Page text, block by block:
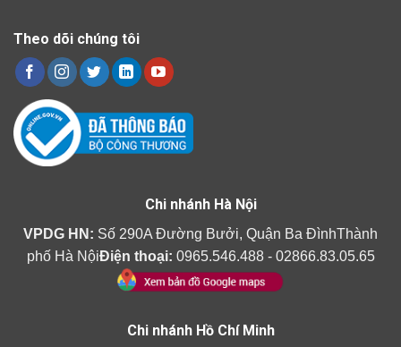
Theo dõi chúng tôi
Chi nhánh Hà Nội
VPDG HN: Số 290A Đường Bưởi, Quận Ba ĐìnhThành
phố Hà NộiĐiện thoại: 0965.546.488 - 02866.83.05.65
Chi nhánh Hồ Chí Minh